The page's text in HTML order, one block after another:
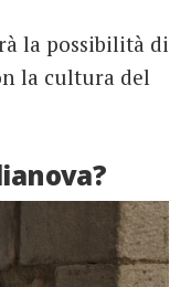
la possibilità di
la cultura del